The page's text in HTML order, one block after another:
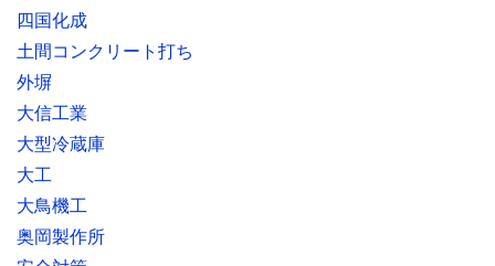
四国化成
土間コンクリート打ち
外塀
大信工業
大型冷蔵庫
大工
大鳥機工
奥岡製作所